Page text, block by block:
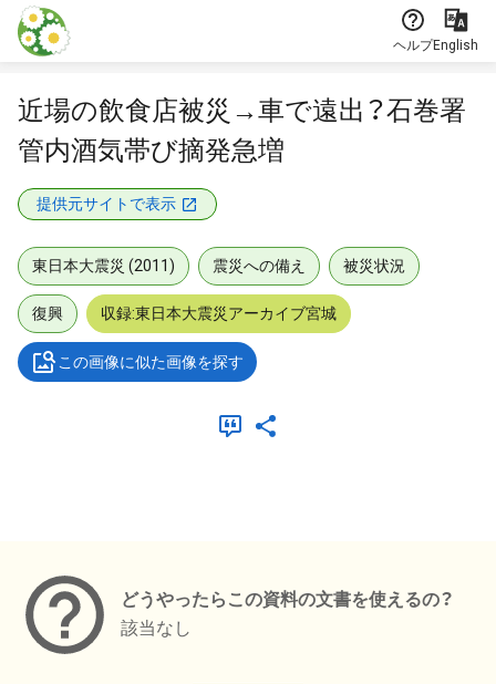
本文に飛ぶ
ヘルプEnglish
近場の飲食店被災→車で遠出？石巻署
管内酒気帯び摘発急増
提供元サイトで表示
東日本大震災 (2011) 震災への備え 被災状況
復興 収録:東日本大震災アーカイブ宮城
この画像に似た画像を探す
どうやったらこの資料の文書を使えるの？
該当なし